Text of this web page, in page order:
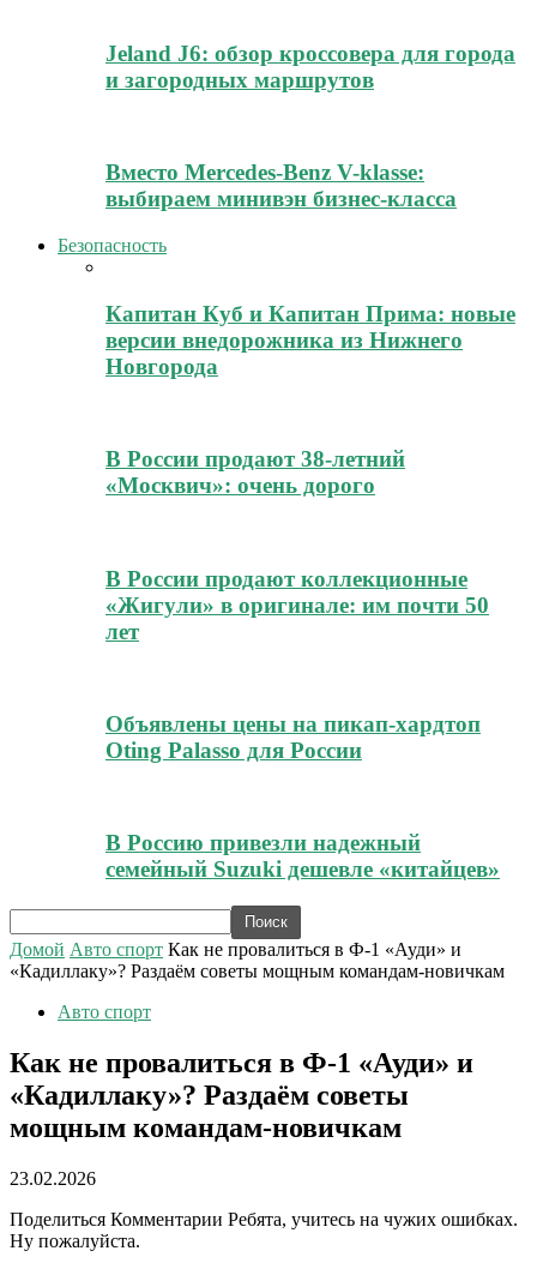
Jeland J6: обзор кроссовера для города
и загородных маршрутов
Вместо Mercedes-Benz V-klasse:
выбираем минивэн бизнес-класса
Безопасность
Капитан Куб и Капитан Прима: новые
версии внедорожника из Нижнего
Новгорода
В России продают 38-летний
«Москвич»: очень дорого
В России продают коллекционные
«Жигули» в оригинале: им почти 50
лет
Объявлены цены на пикап-хардтоп
Oting Palasso для России
В Россию привезли надежный
семейный Suzuki дешевле «китайцев»
Домой Авто спорт Как не провалиться в Ф-1 «Ауди» и
«Кадиллаку»? Раздаём советы мощным командам-новичкам
Авто спорт
Как не провалиться в Ф-1 «Ауди» и
«Кадиллаку»? Раздаём советы
мощным командам-новичкам
23.02.2026
Поделиться Комментарии Ребята, учитесь на чужих ошибках.
Ну пожалуйста.